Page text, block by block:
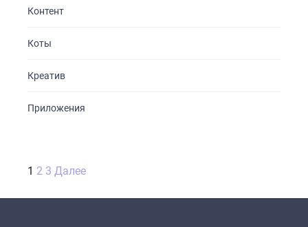
Контент
Коты
Креатив
Приложения
Пагинация
1 2 3 Далее